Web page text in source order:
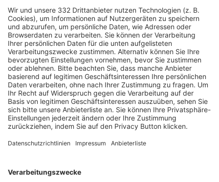
HÄUFIG BESUCHTE SEITEN
Pässe und Vereinswechsel
Trainerausbildung
Schulungsangebot Vereinsmitarbeiter
BFV-Geschäftsstellen
Trainerbörse
Login SpielPlus
FOLGE DEM BFV